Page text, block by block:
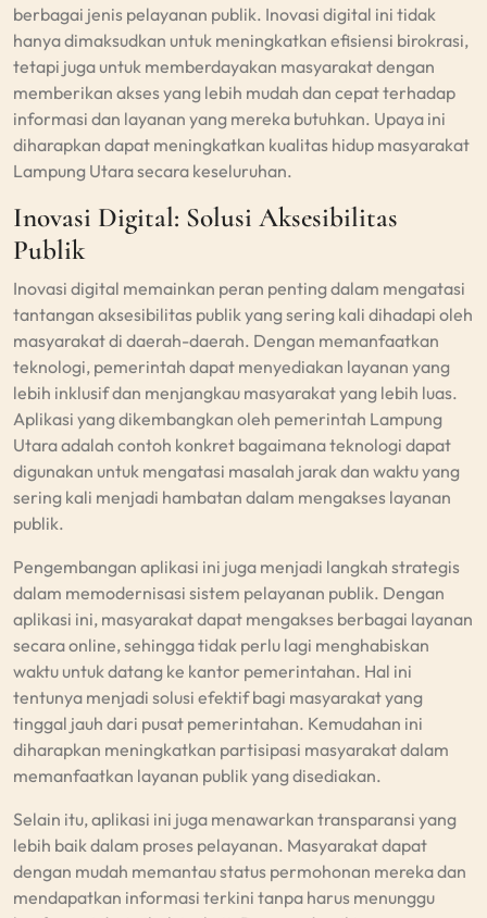
berbagai jenis pelayanan publik. Inovasi digital ini tidak
hanya dimaksudkan untuk meningkatkan efisiensi birokrasi,
tetapi juga untuk memberdayakan masyarakat dengan
memberikan akses yang lebih mudah dan cepat terhadap
informasi dan layanan yang mereka butuhkan. Upaya ini
diharapkan dapat meningkatkan kualitas hidup masyarakat
Lampung Utara secara keseluruhan.
Inovasi Digital: Solusi Aksesibilitas
Publik
Inovasi digital memainkan peran penting dalam mengatasi
tantangan aksesibilitas publik yang sering kali dihadapi oleh
masyarakat di daerah-daerah. Dengan memanfaatkan
teknologi, pemerintah dapat menyediakan layanan yang
lebih inklusif dan menjangkau masyarakat yang lebih luas.
Aplikasi yang dikembangkan oleh pemerintah Lampung
Utara adalah contoh konkret bagaimana teknologi dapat
digunakan untuk mengatasi masalah jarak dan waktu yang
sering kali menjadi hambatan dalam mengakses layanan
publik.
Pengembangan aplikasi ini juga menjadi langkah strategis
dalam memodernisasi sistem pelayanan publik. Dengan
aplikasi ini, masyarakat dapat mengakses berbagai layanan
secara online, sehingga tidak perlu lagi menghabiskan
waktu untuk datang ke kantor pemerintahan. Hal ini
tentunya menjadi solusi efektif bagi masyarakat yang
tinggal jauh dari pusat pemerintahan. Kemudahan ini
diharapkan meningkatkan partisipasi masyarakat dalam
memanfaatkan layanan publik yang disediakan.
Selain itu, aplikasi ini juga menawarkan transparansi yang
lebih baik dalam proses pelayanan. Masyarakat dapat
dengan mudah memantau status permohonan mereka dan
mendapatkan informasi terkini tanpa harus menunggu